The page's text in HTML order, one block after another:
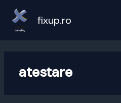
content
fixup.ro
atestare